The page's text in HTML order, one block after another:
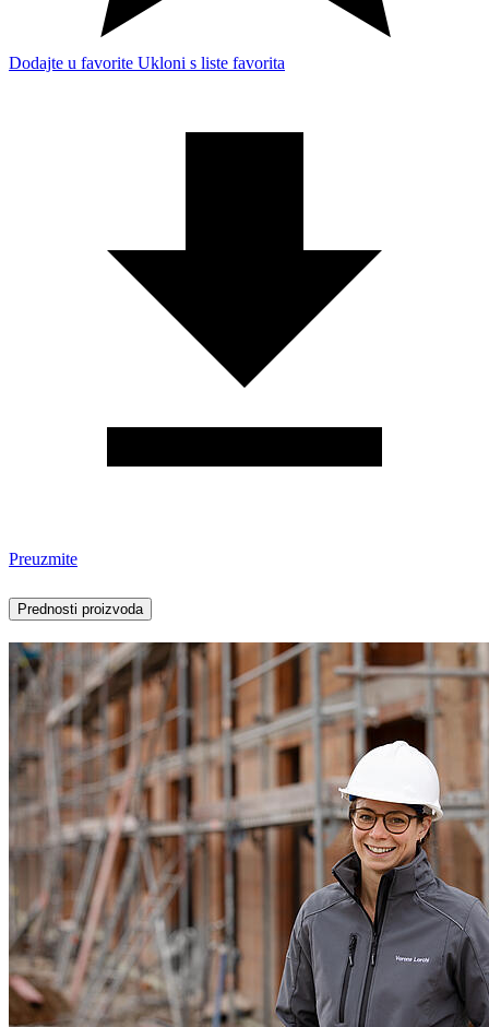
Dodajte u favorite Ukloni s liste favorita
Preuzmite
Prednosti proizvoda